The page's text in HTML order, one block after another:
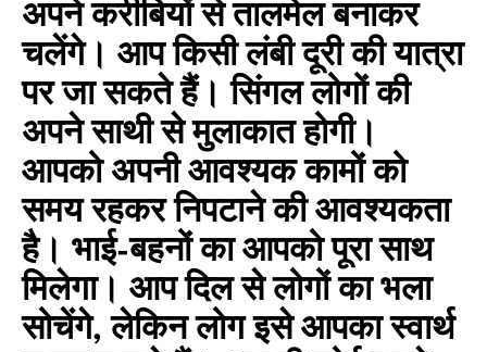
अपने करीबियों से तालमेल बनाकर
चलेंगे। आप किसी लंबी दूरी की यात्रा
पर जा सकते हैं। सिंगल लोगों की
अपने साथी से मुलाकात होगी।
आपको अपनी आवश्यक कामों को
समय रहकर निपटाने की आवश्यकता
है। भाई-बहनों का आपको पूरा साथ
मिलेगा। आप दिल से लोगों का भला
सोचेंगे, लेकिन लोग इसे आपका स्वार्थ